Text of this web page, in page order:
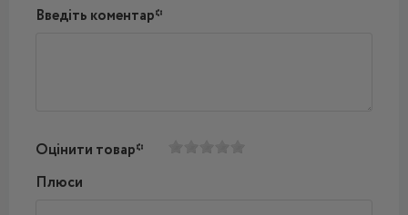
Введіть коментар*
Оцінити товар*
Плюси